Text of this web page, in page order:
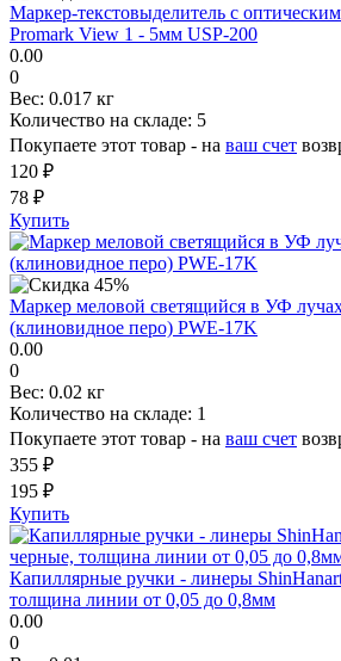
Маркер-текстовыделитель с
Promark View 1 - 5мм USP-200
0.00
0
Вес: 0.017 кг
Количество на складе: 5
Покупаете этот товар - на ваш счет
120 ₽
78 ₽
Купить
Маркер меловой светящийся в УФ
(клиновидное перо) PWE-17K
0.00
0
Вес: 0.02 кг
Количество на складе: 1
Покупаете этот товар - на ваш счет
355 ₽
195 ₽
Купить
Капиллярные ручки - линеры
толщина линии от 0,05 до 0,8мм
0.00
0